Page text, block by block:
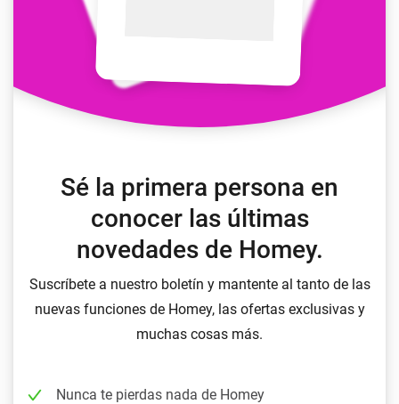
Sé la primera persona en
conocer las últimas
novedades de Homey.
Suscríbete a nuestro boletín y mantente al tanto de las
nuevas funciones de Homey, las ofertas exclusivas y
muchas cosas más.
Nunca te pierdas nada de Homey